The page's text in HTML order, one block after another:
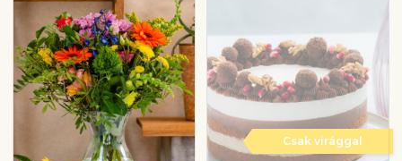
Csak virággal